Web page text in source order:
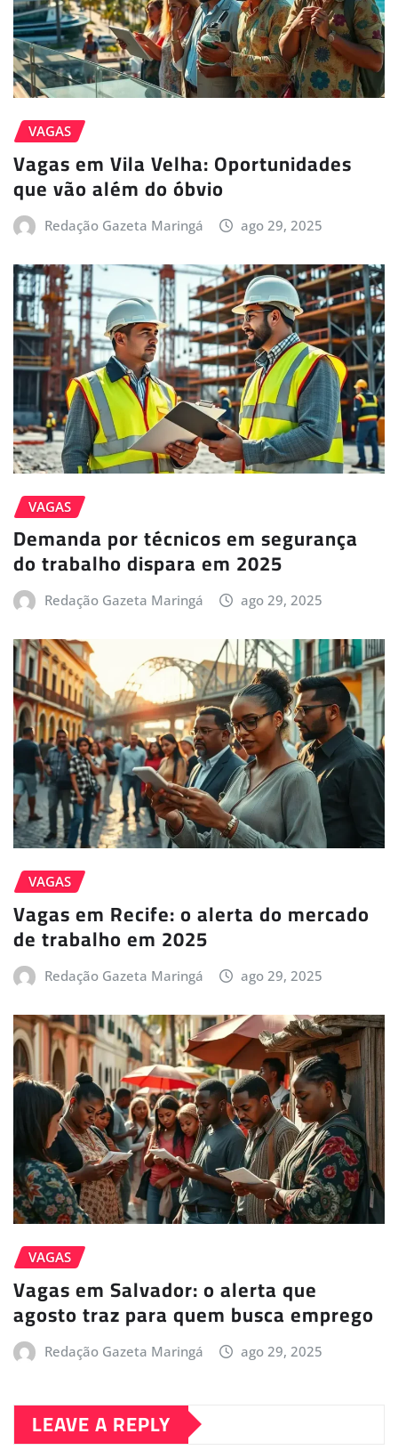
VAGAS
Vagas em Vila Velha: Oportunidades
que vão além do óbvio
Redação Gazeta Maringá ago 29, 2025
VAGAS
Demanda por técnicos em segurança
do trabalho dispara em 2025
Redação Gazeta Maringá ago 29, 2025
VAGAS
Vagas em Recife: o alerta do mercado
de trabalho em 2025
Redação Gazeta Maringá ago 29, 2025
VAGAS
Vagas em Salvador: o alerta que
agosto traz para quem busca emprego
Redação Gazeta Maringá ago 29, 2025
LEAVE A REPLY